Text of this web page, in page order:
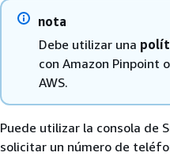
nota
Debe utilizar una
con Amazon Pinpoint
AWS.
Puede utilizar la consola de
solicitar un número de